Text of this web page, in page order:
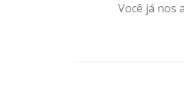
Você já nos